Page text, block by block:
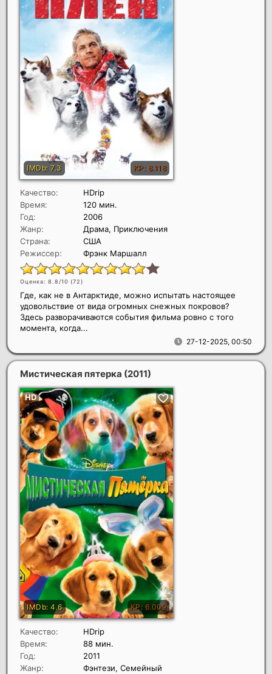
Качество:
HDrip
Время:
120 мин.
Год:
2006
Жанр:
Драма, Приключения
Страна:
США
Режиссер:
Фрэнк Маршалл
Оценка: 8.8/10 (72)
27-12-2025, 00:50
Где, как не в Антарктиде, можно испытать настоящее
удовольствие от вида огромных снежных покровов?
Здесь разворачиваются события фильма ровно с того
момента, когда...
Мистическая пятерка (2011)
Качество:
HDrip
Время:
88 мин.
Год:
2011
Жанр:
Фэнтези, Семейный